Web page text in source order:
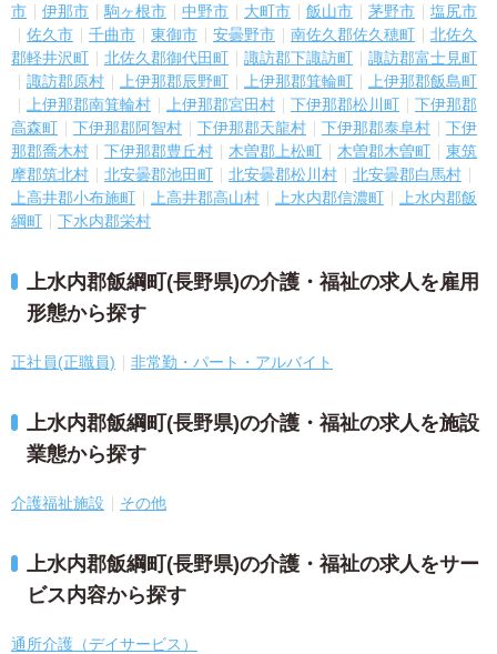
市
伊那市 駒ヶ根市 中野市 大町市 飯山市 茅野市
塩尻市
佐久市
千曲市 東御市 安曇野市 南佐久郡佐久穂町
北佐久
郡軽井沢町
北佐久郡御代田町 諏訪郡下諏訪町
諏訪郡富士見町
諏訪郡原村
上伊那郡辰野町 上伊那郡箕輪町
上伊那郡飯島町
上伊那郡南箕輪村
上伊那郡宮田村 下伊那郡松川町
下伊那郡
高森町
下伊那郡阿智村 下伊那郡天龍村 下伊那郡泰阜村
下伊
那郡喬木村
下伊那郡豊丘村 木曽郡上松町 木曽郡木曽町
東筑
摩郡筑北村
北安曇郡池田町 北安曇郡松川村
北安曇郡白馬村
上高井郡小布施町
上高井郡高山村 上水内郡信濃町
上水内郡飯
綱町
下水内郡栄村
上水内郡飯綱町(長野県)の介護・福祉の求人を雇用
形態から探す
正社員(正職員) 非常勤・パート・アルバイト
上水内郡飯綱町(長野県)の介護・福祉の求人を施設
業態から探す
介護福祉施設 その他
上水内郡飯綱町(長野県)の介護・福祉の求人をサー
ビス内容から探す
通所介護（デイサービス）